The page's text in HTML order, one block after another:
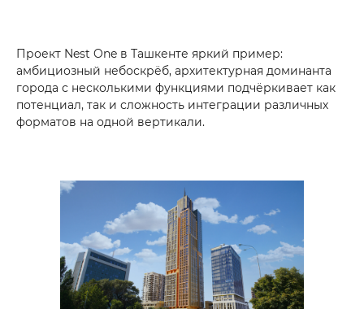
Проект Nest One в Ташкенте яркий пример:
амбициозный небоскрёб, архитектурная доминанта
города с несколькими функциями подчёркивает как
потенциал, так и сложность интеграции различных
форматов на одной вертикали.